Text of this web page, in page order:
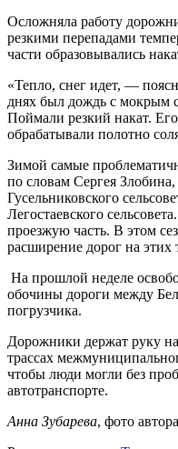
Осложняла работу
резкими перепадами
части образовывались
«Тепло, снег идет, —
днях был дождь с мокрым
Поймали резкий накат.
обрабатывали полотно
Зимой самые
по словам Сергея
Гусельниковского
Легостаевского
проезжую часть. В этом
расширение дорог на этих
На прошлой неделе
обочины дороги между
погрузчика.
Дорожники держат руку на
трассах
чтобы люди могли без
автотранспорте.
Анна Зубарева, фото автора